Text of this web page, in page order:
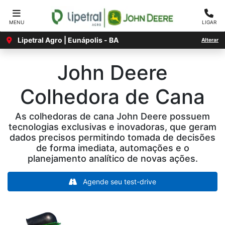
MENU LIGAR
Lipetral Agro | Eunápolis - BA Alterar
John Deere
Colhedora de Cana
As colhedoras de cana John Deere possuem
tecnologias exclusivas e inovadoras, que geram
dados precisos permitindo tomada de decisões
de forma imediata, automações e o
planejamento analítico de novas ações.
Agende seu test-drive